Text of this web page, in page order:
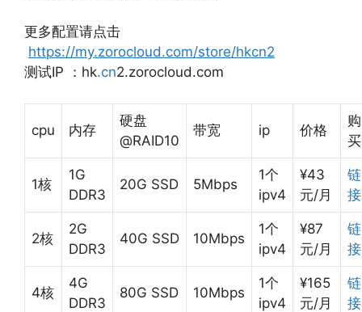
更多配置请点击
https://my.zorocloud.com/store/hkcn2
测试IP ：hk.cn2.zorocloud.com
cpu 内存
硬盘
@RAID10
带宽 ip 价格
购
买
1核
1G
DDR3
20G SSD 5Mbps
1个
ipv4
¥43
元/月
链
接
2核
2G
DDR3
40G SSD 10Mbps
1个
ipv4
¥87
元/月
链
接
4核
4G
DDR3
80G SSD 10Mbps
1个
ipv4
¥165
元/月
链
接